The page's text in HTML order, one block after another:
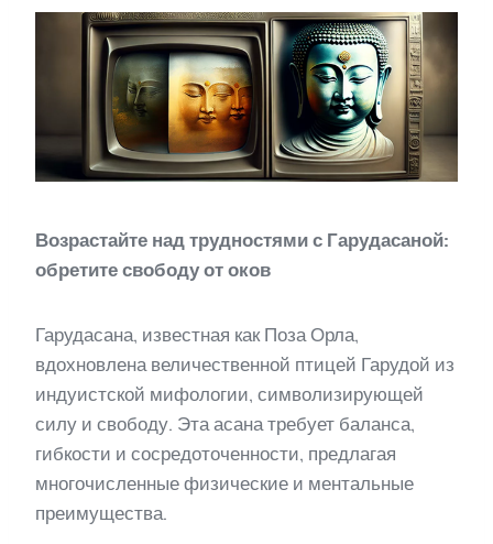
Возрастайте над трудностями с Гарудасаной:
обретите свободу от оков
Гарудасана, известная как Поза Орла,
вдохновлена величественной птицей Гарудой из
индуистской мифологии, символизирующей
силу и свободу. Эта асана требует баланса,
гибкости и сосредоточенности, предлагая
многочисленные физические и ментальные
преимущества.